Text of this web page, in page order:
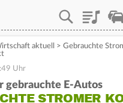
Playlist
aktuell > Gebrauchte
Uhr
gebrauchte E-Autos
STROMER